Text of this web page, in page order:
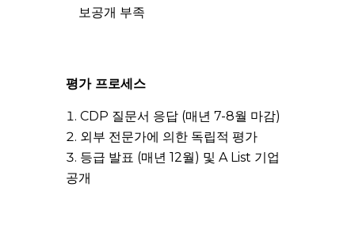
보공개 부족
평가 프로세스
CDP 질문서 응답 (매년 7-8월 마감)
외부 전문가에 의한 독립적 평가
등급 발표 (매년 12월) 및 A List 기업
공개